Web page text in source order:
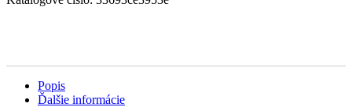
Popis
Ďalšie informácie